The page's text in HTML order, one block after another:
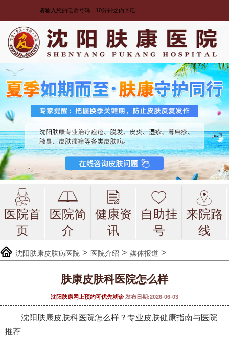
医院首
页
医院简
介
健康资
讯
自助挂
号
来院路
线
沈阳肤康皮肤病医院 > 医院介绍 > 媒体报道 >
肤康皮肤科医院怎么样
沈阳肤康网上预约可优先就诊 发布日期:2026-06-03
沈阳肤康皮肤科医院怎么样？专业皮肤健康指南与医院
推荐